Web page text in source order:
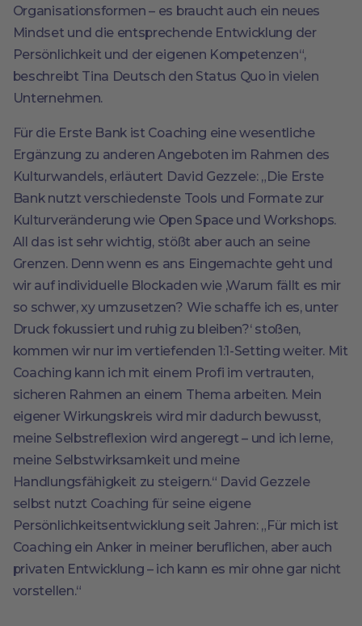
Organisationsformen – es braucht auch ein neues
Mindset und die entsprechende Entwicklung der
Persönlichkeit und der eigenen Kompetenzen“,
beschreibt Tina Deutsch den Status Quo in vielen
Unternehmen.
Für die Erste Bank ist Coaching eine wesentliche
Ergänzung zu anderen Angeboten im Rahmen des
Kulturwandels, erläutert David Gezzele: „Die Erste
Bank nutzt verschiedenste Tools und Formate zur
Kulturveränderung wie Open Space und Workshops.
All das ist sehr wichtig, stößt aber auch an seine
Grenzen. Denn wenn es ans Eingemachte geht und
wir auf individuelle Blockaden wie ,Warum fällt es mir
so schwer, xy umzusetzen? Wie schaffe ich es, unter
Druck fokussiert und ruhig zu bleiben?‘ stoßen,
kommen wir nur im vertiefenden 1:1-Setting weiter. Mit
Coaching kann ich mit einem Profi im vertrauten,
sicheren Rahmen an einem Thema arbeiten. Mein
eigener Wirkungskreis wird mir dadurch bewusst,
meine Selbstreflexion wird angeregt – und ich lerne,
meine Selbstwirksamkeit und meine
Handlungsfähigkeit zu steigern.“ David Gezzele
selbst nutzt Coaching für seine eigene
Persönlichkeitsentwicklung seit Jahren: „Für mich ist
Coaching ein Anker in meiner beruflichen, aber auch
privaten Entwicklung – ich kann es mir ohne gar nicht
vorstellen.“